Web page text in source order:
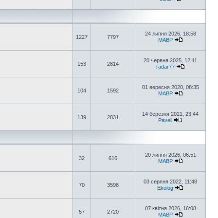
1227 7797
24 липня 2026, 18:58
MABP
153 2814
20 червня 2025, 12:11
radar77
104 1592
01 вересня 2020, 08:35
MABP
139 2831
14 березня 2021, 23:44
Pavell
32 616
20 липня 2026, 06:51
MABP
70 3598
03 серпня 2022, 11:48
Ekolog
57 2720
07 квітня 2026, 16:08
MABP